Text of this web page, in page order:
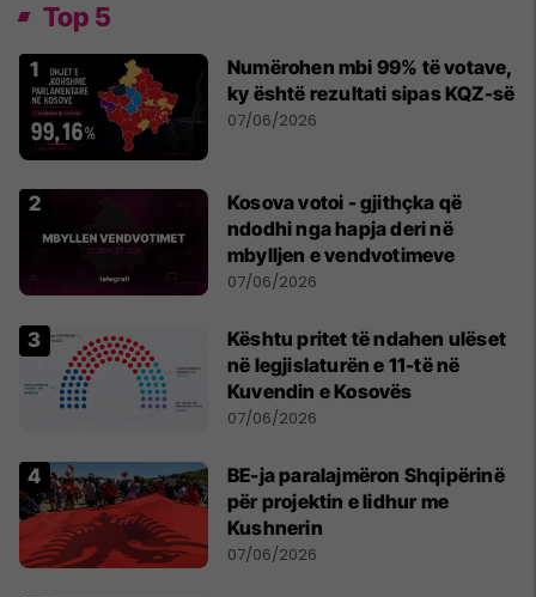
Top 5
Numërohen mbi 99% të votave,
ky është rezultati sipas KQZ-së
07/06/2026
Kosova votoi - gjithçka që
ndodhi nga hapja deri në
mbylljen e vendvotimeve
07/06/2026
Kështu pritet të ndahen ulëset
në legjislaturën e 11-të në
Kuvendin e Kosovës
07/06/2026
BE-ja paralajmëron Shqipërinë
për projektin e lidhur me
Kushnerin
07/06/2026